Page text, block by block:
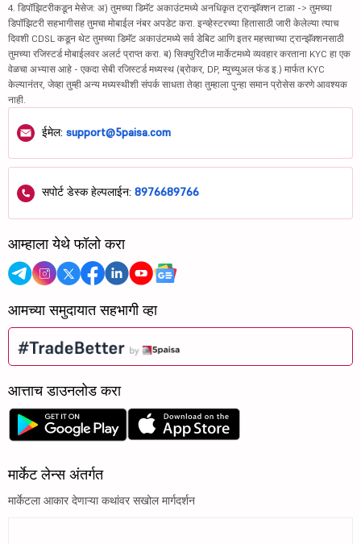
4. डिपॉझिटरीकडून मेसेज: अ) तुमच्या डिमॅट अकाउंटमध्ये अनधिकृत ट्रान्झॅक्शन टाळा -> तुमच्या
डिपॉझिटरी सहभागीसह तुमचा मोबाईल नंबर अपडेट करा. इन्व्हेस्टरच्या हितासाठी जारी केलेल्या त्याच
दिवशी CDSL कडून थेट तुमच्या डिमॅट अकाउंटमध्ये सर्व डेबिट आणि इतर महत्त्वाच्या ट्रान्झॅक्शनसाठी
तुमच्या रजिस्टर्ड मोबाईलवर अलर्ट प्राप्त करा. ब) सिक्युरिटीज मार्केटमध्ये व्यवहार करताना KYC हा एक
वेळचा अभ्यास आहे - एकदा सेबी रजिस्टर्ड मध्यस्थ (ब्रोकर, DP, म्युच्युअल फंड इ.) मार्फत KYC
केल्यानंतर, जेव्हा तुम्ही अन्य मध्यस्थीशी संपर्क साधता तेव्हा तुम्हाला पुन्हा समान प्रोसेस करणे आवश्यक
नाही.
ईमेल: support@5paisa.com
सपोर्ट डेस्क हेल्पलाईन: 8976689766
आम्हाला येथे फॉलो करा
आमच्या समुदायात सहभागी व्हा
आत्ताच डाउनलोड करा
मार्केट लेन्स अंतर्गत
मार्केटला आकार देणाऱ्या कथांवर सखोल मार्गदर्शन